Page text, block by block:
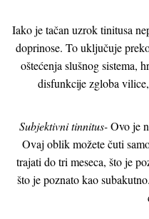
Iako je tačan uzrok tinitusa
doprinose. To uključuje
oštećenja slušnog sistema,
disfunkcije zgloba
Subjektivni tinnitus-Ovo je
Ovaj oblik možete čuti
trajati do tri meseca, što je
što je poznato kao